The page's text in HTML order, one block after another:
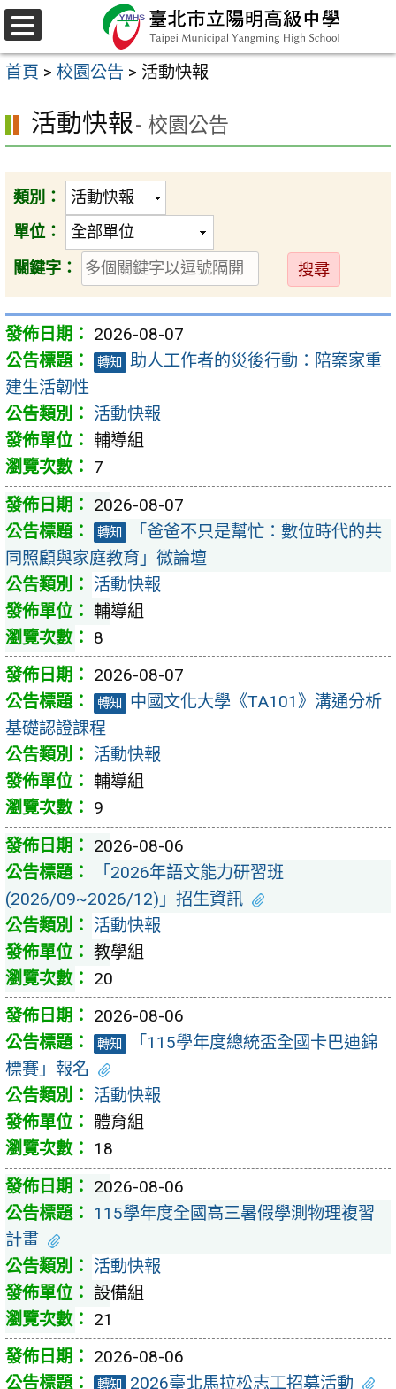
跳
至
主
內
容
區
選
單
首頁 > 校園公告 > 活動快報
活動快報- 校園公告
類別：
單位：
關鍵字：
送
出
2026-08-07
轉知
助人工作者的災後行動：陪案家重
建生活韌性
活動快報
輔導組
7
2026-08-07
轉知
「爸爸不只是幫忙：數位時代的共
同照顧與家庭教育」微論壇
活動快報
輔導組
8
2026-08-07
轉知
中國文化大學《TA101》溝通分析
基礎認證課程
活動快報
輔導組
9
2026-08-06
「2026年語文能力研習班
(2026/09~2026/12)」招生資訊
活動快報
教學組
20
2026-08-06
轉知
「115學年度總統盃全國卡巴迪錦
標賽」報名
活動快報
體育組
18
2026-08-06
115學年度全國高三暑假學測物理複習
計畫
活動快報
設備組
21
2026-08-06
轉知
2026臺北馬拉松志工招募活動